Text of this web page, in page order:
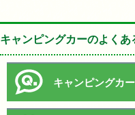
キャンピングカーのよくあ
キャンピングカ